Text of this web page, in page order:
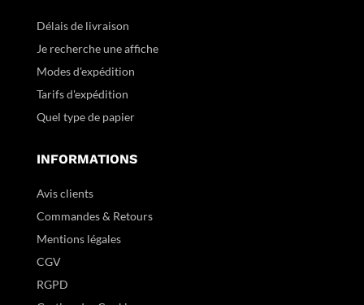
Délais de livraison
Je recherche une affiche
Modes d'expédition
Tarifs d'expédition
Quel type de papier
INFORMATIONS
Avis clients
Commandes & Retours
Mentions légales
CGV
RGPD